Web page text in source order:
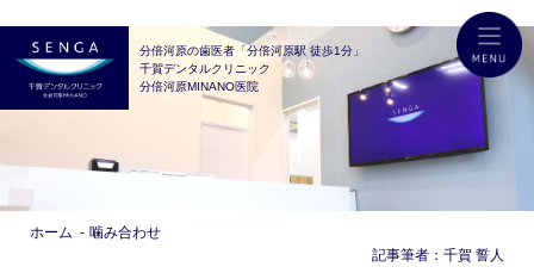
分倍河原の歯医者「分倍河原駅 徒歩1分」
千賀デンタルクリニック
分倍河原MINANO医院
ホーム
噛み合わせ
記事筆者： 千賀 誓人